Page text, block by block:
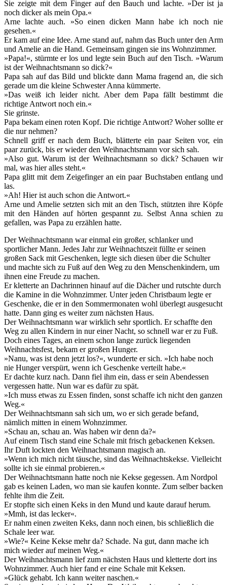
Sie zeigte mit dem Finger auf den Bauch und lachte. »Der ist ja
noch dicker als mein Opa.«
Arne lachte auch. »So einen dicken Mann habe ich noch nie
gesehen.«
Er kam auf eine Idee. Arne stand auf, nahm das Buch unter den Arm
und Amelie an die Hand. Gemeinsam gingen sie ins Wohnzimmer.
»Papa!«, stürmte er los und legte sein Buch auf den Tisch. »Warum
ist der Weihnachtsmann so dick?«
Papa sah auf das Bild und blickte dann Mama fragend an, die sich
gerade um die kleine Schwester Anna kümmerte.
»Das weiß ich leider nicht. Aber dem Papa fällt bestimmt die
richtige Antwort noch ein.«
Sie grinste.
Papa bekam einen roten Kopf. Die richtige Antwort? Woher sollte er
die nur nehmen?
Schnell griff er nach dem Buch, blätterte ein paar Seiten vor, ein
paar zurück, bis er wieder den Weihnachtsmann vor sich sah.
»Also gut. Warum ist der Weihnachtsmann so dick? Schauen wir
mal, was hier alles steht.«
Papa glitt mit dem Zeigefinger an ein paar Buchstaben entlang und
las.
»Ah! Hier ist auch schon die Antwort.«
Arne und Amelie setzten sich mit an den Tisch, stützten ihre Köpfe
mit den Händen auf hörten gespannt zu. Selbst Anna schien zu
gefallen, was Papa zu erzählen hatte.
Der Weihnachtsmann war einmal ein großer, schlanker und
sportlicher Mann. Jedes Jahr zur Weihnachtszeit füllte er seinen
großen Sack mit Geschenken, legte sich diesen über die Schulter
und machte sich zu Fuß auf den Weg zu den Menschenkindern, um
ihnen eine Freude zu machen.
Er kletterte an Dachrinnen hinauf auf die Dächer und rutschte durch
die Kamine in die Wohnzimmer. Unter jeden Christbaum legte er
Geschenke, die er in den Sommermonaten wohl überlegt ausgesucht
hatte. Dann ging es weiter zum nächsten Haus.
Der Weihnachtsmann war wirklich sehr sportlich. Er schaffte den
Weg zu allen Kindern in nur einer Nacht, so schnell war er zu Fuß.
Doch eines Tages, an einem schon lange zurück liegenden
Weihnachtsfest, bekam er großen Hunger.
»Nanu, was ist denn jetzt los?«, wunderte er sich. »Ich habe noch
nie Hunger verspürt, wenn ich Geschenke verteilt habe.«
Er dachte kurz nach. Dann fiel ihm ein, dass er sein Abendessen
vergessen hatte. Nun war es dafür zu spät.
»Ich muss etwas zu Essen finden, sonst schaffe ich nicht den ganzen
Weg.«
Der Weihnachtsmann sah sich um, wo er sich gerade befand,
nämlich mitten in einem Wohnzimmer.
»Schau an, schau an. Was haben wir denn da?«
Auf einem Tisch stand eine Schale mit frisch gebackenen Keksen.
Ihr Duft lockten den Weihnachtsmann magisch an.
»Wenn ich mich nicht täusche, sind das Weihnachtskekse. Vielleicht
sollte ich sie einmal probieren.«
Der Weihnachtsmann hatte noch nie Kekse gegessen. Am Nordpol
gab es keinen Laden, wo man sie kaufen konnte. Zum selber backen
fehlte ihm die Zeit.
Er stopfte sich einen Keks in den Mund und kaute darauf herum.
»Mmh, ist das lecker«.
Er nahm einen zweiten Keks, dann noch einen, bis schließlich die
Schale leer war.
»Wie?« Keine Kekse mehr da? Schade. Na gut, dann mache ich
mich wieder auf meinen Weg.«
Der Weihnachtsmann lief zum nächsten Haus und kletterte dort ins
Wohnzimmer. Auch hier fand er eine Schale mit Keksen.
»Glück gehabt. Ich kann weiter naschen.«